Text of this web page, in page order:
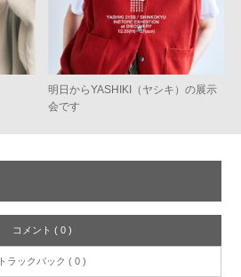
明日からYASHIKI（ヤシキ）の展示
会です
コメント ( 0 )
トラックバック ( 0 )